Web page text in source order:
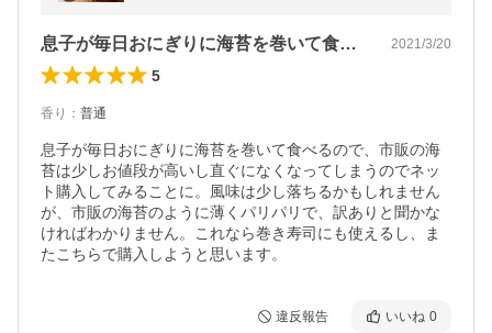
息子が毎日おにぎりに海苔を巻いて食べる… 2021/3/20
5
香り ： 普通
息子が毎日おにぎりに海苔を巻いて食べるので、市販の海
苔は少しお値段が高いし直ぐになくなってしまうのでネッ
ト購入してみることに。風味は少し落ちるかもしれません
が、市販の海苔のように薄くパリパリで、訳ありと聞かな
ければわかりません。これなら巻き寿司にも使えるし、ま
たこちらで購入しようと思います。
違反報告 いいね 0